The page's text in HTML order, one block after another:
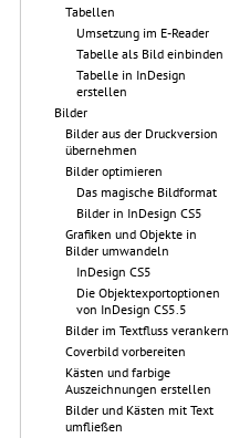
Tabellen
Umsetzung im E-Reader
Tabelle als Bild einbinden
Tabelle in InDesign
erstellen
Bilder
Bilder aus der Druckversion
übernehmen
Bilder optimieren
Das magische Bildformat
Bilder in InDesign CS5
Grafiken und Objekte in
Bilder umwandeln
InDesign CS5
Die Objektexportoptionen
von InDesign CS5.5
Bilder im Textfluss verankern
Coverbild vorbereiten
Kästen und farbige
Auszeichnungen erstellen
Bilder und Kästen mit Text
umfließen